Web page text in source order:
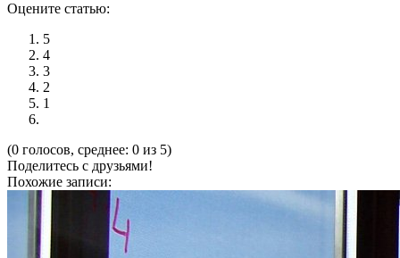
Оцените статью:
5
4
3
2
1
(0 голосов, среднее: 0 из 5)
Поделитесь с друзьями!
Похожие записи: